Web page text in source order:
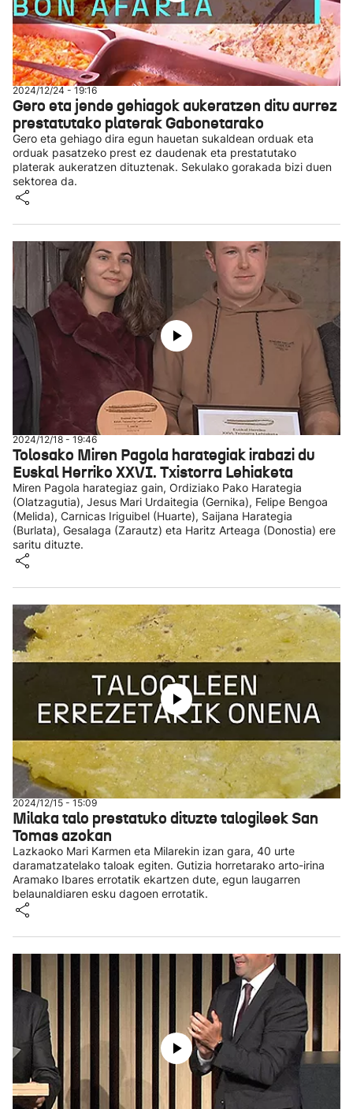
2024/12/24 - 19:16
Gero eta jende gehiagok aukeratzen ditu aurrez
prestatutako platerak Gabonetarako
Gero eta gehiago dira egun hauetan sukaldean orduak eta
orduak pasatzeko prest ez daudenak eta prestatutako
platerak aukeratzen dituztenak. Sekulako gorakada bizi duen
sektorea da.
2024/12/18 - 19:46
Tolosako Miren Pagola harategiak irabazi du
Euskal Herriko XXVI. Txistorra Lehiaketa
Miren Pagola harategiaz gain, Ordiziako Pako Harategia
(Olatzagutia), Jesus Mari Urdaitegia (Gernika), Felipe Bengoa
(Melida), Carnicas Iriguibel (Huarte), Saijana Harategia
(Burlata), Gesalaga (Zarautz) eta Haritz Arteaga (Donostia) ere
saritu dituzte.
2024/12/15 - 15:09
Milaka talo prestatuko dituzte talogileek San
Tomas azokan
Lazkaoko Mari Karmen eta Milarekin izan gara, 40 urte
daramatzatelako taloak egiten. Gutizia horretarako arto-irina
Aramako Ibares errotatik ekartzen dute, egun laugarren
belaunaldiaren esku dagoen errotatik.